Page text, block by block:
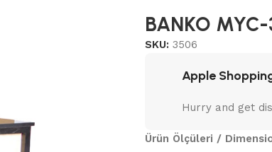
BANKO
SKU: 3506
Apple
Hurry and get
Ürün Ölçüleri /